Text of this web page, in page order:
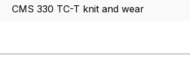
CMS 330 TC-T knit and wear